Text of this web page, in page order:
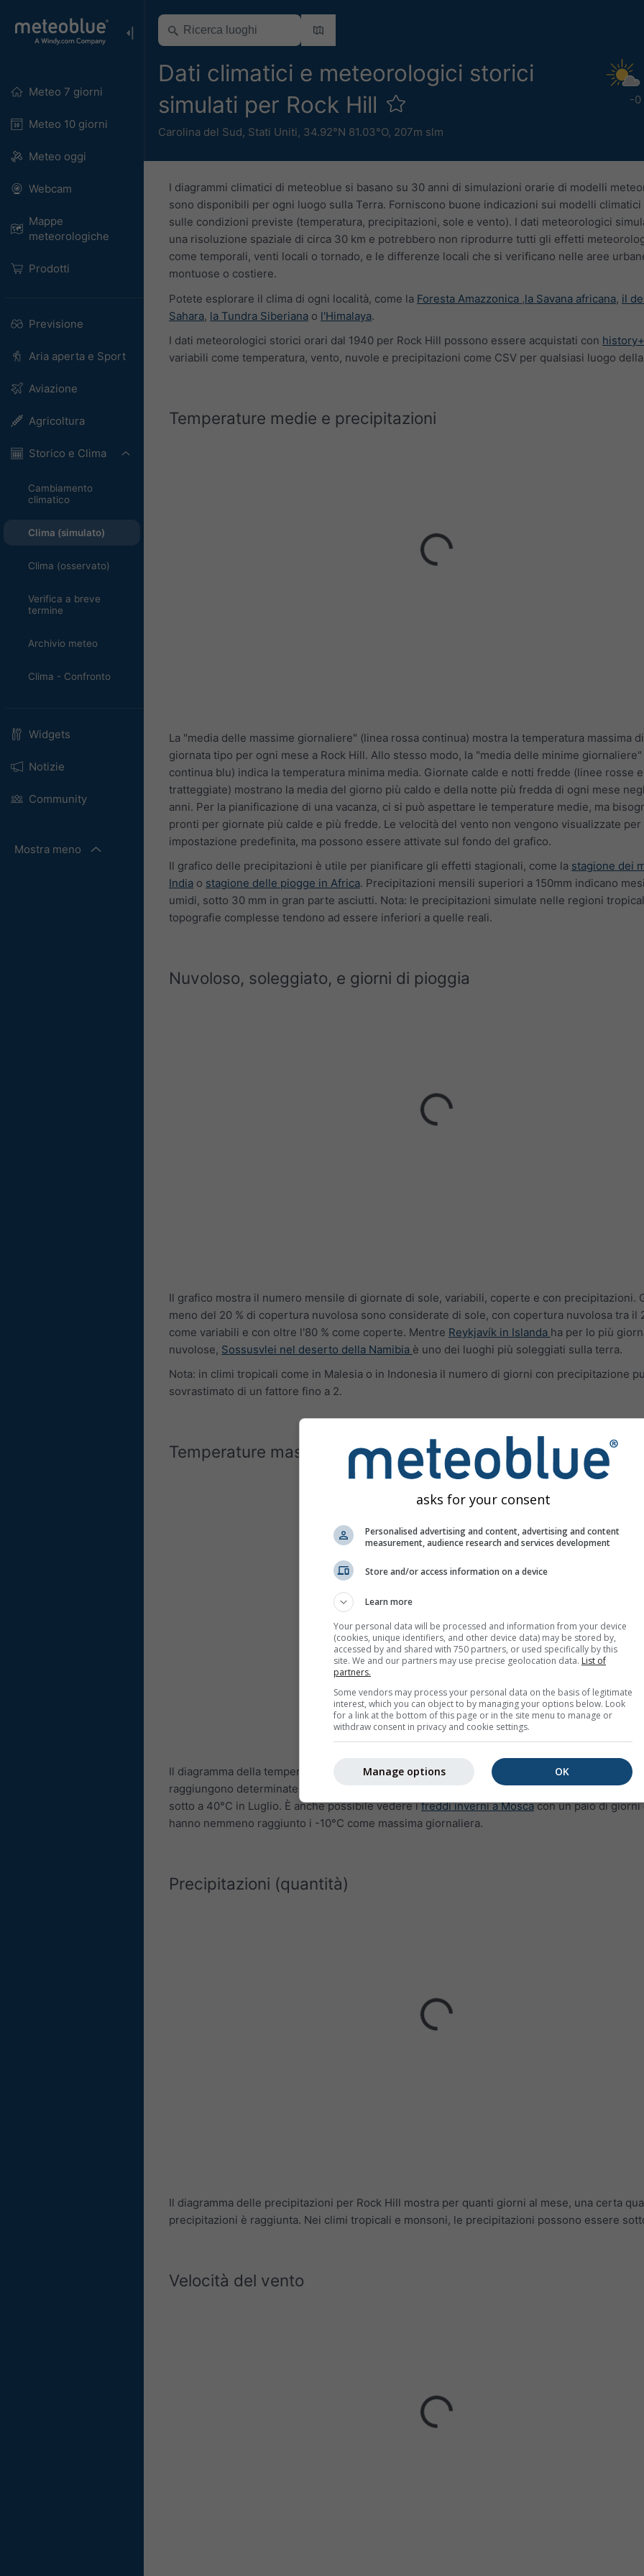
Meteo 7 giorni
Meteo 10 giorni
Meteo oggi
Webcam
Mappe
meteorologiche
Prodotti
Previsione
Aria aperta e Sport
Aviazione
Agricoltura
Storico e Clima
Cambiamento
climatico
Clima (simulato)
Clima (osservato)
Verifica a breve
termine
Archivio meteo
Clima - Confronto
Widgets
Notizie
Community
Mostra meno
Dati climatici e meteorologici storici
simulati per Rock Hill
Carolina del Sud, Stati Uniti, 34.92°N 81.03°O, 207m slm
-0
I diagrammi climatici di meteoblue si basano su 30 anni di simulazioni orarie di modelli
sono disponibili per ogni luogo sulla Terra. Forniscono buone indicazioni sui modelli
sulle condizioni previste (temperatura, precipitazioni, sole e vento). I dati meteorologici
una risoluzione spaziale di circa 30 km e potrebbero non riprodurre tutti gli effetti
come temporali, venti locali o tornado, e le differenze locali che si verificano nelle aree
montuose o costiere.
Potete esplorare il clima di ogni località, come la Foresta Amazzonica ,la Savana africana, il
Sahara, la Tundra Siberiana o l'Himalaya.
I dati meteorologici storici orari dal 1940 per Rock Hill possono essere acquistati con history+
variabili come temperatura, vento, nuvole e precipitazioni come CSV per qualsiasi luogo
Temperature medie e precipitazioni
La "media delle massime giornaliere" (linea rossa continua) mostra la temperatura massima
giornata tipo per ogni mese a Rock Hill. Allo stesso modo, la "media delle minime giornaliere"
continua blu) indica la temperatura minima media. Giornate calde e notti fredde (linee rosse
tratteggiate) mostrano la media del giorno più caldo e della notte più fredda di ogni mese
anni. Per la pianificazione di una vacanza, ci si può aspettare le temperature medie, ma
pronti per giornate più calde e più fredde. Le velocità del vento non vengono visualizzate per
impostazione predefinita, ma possono essere attivate sul fondo del grafico.
Il grafico delle precipitazioni è utile per pianificare gli effetti stagionali, come la stagione dei
India o stagione delle piogge in Africa. Precipitazioni mensili superiori a 150mm indicano
umidi, sotto 30 mm in gran parte asciutti. Nota: le precipitazioni simulate nelle regioni
topografie complesse tendono ad essere inferiori a quelle reali.
Nuvoloso, soleggiato, e giorni di pioggia
Il grafico mostra il numero mensile di giornate di sole, variabili, coperte e con precipitazioni.
meno del 20 % di copertura nuvolosa sono considerate di sole, con copertura nuvolosa tra il
come variabili e con oltre l'80 % come coperte. Mentre Reykjavík in Islanda ha per lo più
nuvolose, Sossusvlei nel deserto della Namibia è uno dei luoghi più soleggiati sulla terra.
Nota: in climi tropicali come in Malesia o in Indonesia il numero di giorni con precipitazione
sovrastimato di un fattore fino a 2.
Temperature massime
Il diagramma della temperatura massima per Rock Hill mostra il numero di giorni al mese che
raggiungono determinate temperature.
, una delle città più calde della terra, ha
sotto a 40°C in Luglio. È anche possibile vedere ifreddi inverni a Moscacon un paio di giorni
hanno nemmeno raggiunto i -10°C come massima giornaliera.
Precipitazioni (quantità)
Il diagramma delle precipitazioni per Rock Hill mostra per quanti giorni al mese, una certa
precipitazioni è raggiunta. Nei climi tropicali e monsoni, le precipitazioni possono essere
Velocità del vento
asks for your consent
Personalised advertising and content, advertising and content
measurement, audience research and services development
Store and/or access information on a device
Learn more
Your personal data will be processed and information from your device
(cookies, unique identifiers, and other device data) may be stored by,
accessed by and shared with 750 partners, or used specifically by this
site. We and our partners may use precise geolocation data. List of
partners.
Some vendors may process your personal data on the basis of legitimate
interest, which you can object to by managing your options below. Look
for a link at the bottom of this page or in the site menu to manage or
withdraw consent in privacy and cookie settings.
OK
Manage options